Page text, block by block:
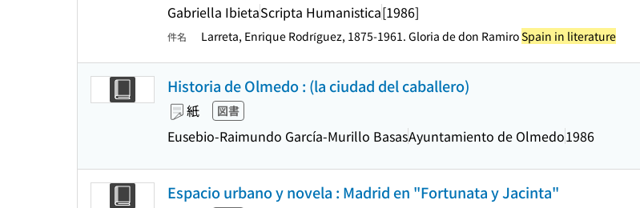
Gabriella IbietaScripta Humanistica[1986]
件名 Larreta, Enrique Rodríguez, 1875-1961. Gloria de don RamiroSpain in literature
Historia de Olmedo : (la ciudad del caballero)
紙 図書
Eusebio-Raimundo García-Murillo BasasAyuntamiento de Olmedo1986
Espacio urbano y novela : Madrid en "Fortunata y Jacinta"